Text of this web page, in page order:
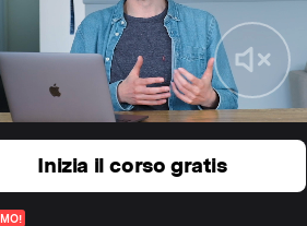
Inizia il corso gratis